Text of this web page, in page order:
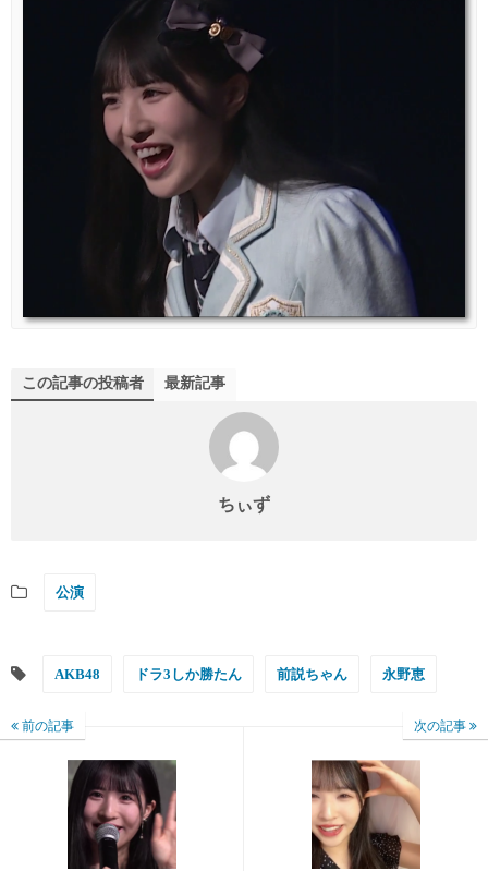
この記事の投稿者 最新記事
ちぃず
公演
AKB48 ドラ3しか勝たん 前説ちゃん 永野恵
前の記事 次の記事